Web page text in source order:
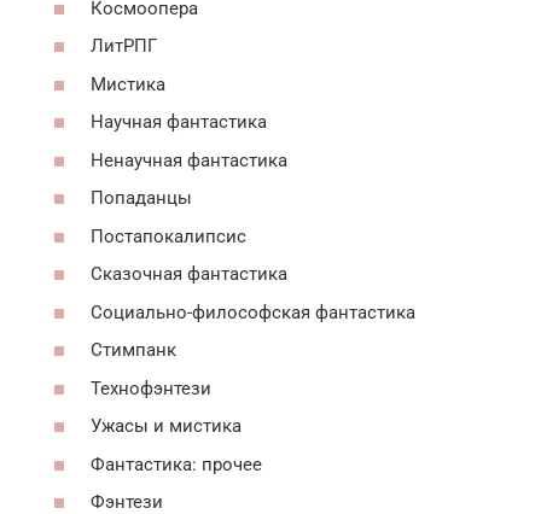
Космоопера
ЛитРПГ
Мистика
Научная фантастика
Ненаучная фантастика
Попаданцы
Постапокалипсис
Сказочная фантастика
Социально-философская фантастика
Стимпанк
Технофэнтези
Ужасы и мистика
Фантастика: прочее
Фэнтези